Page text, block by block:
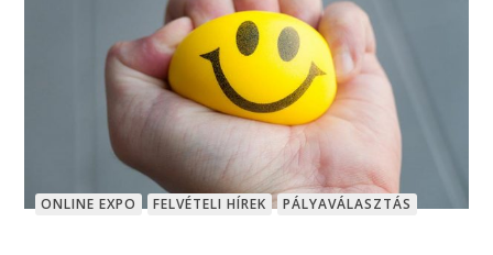
ONLINE EXPO FELVÉTELI HÍREK PÁLYAVÁLASZTÁS